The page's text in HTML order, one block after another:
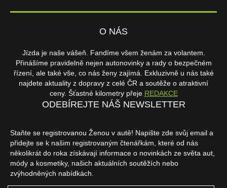
O NÁS
Jízda je naše vášeň. Fandíme všem ženám za volantem.
Přinášíme pravidelně nejen autonovinky a rady o bezpečném
řízení, ale také vše, co nás ženy zajímá. Exkluzivně u nás také
najdete aktuality z dopravy z celé ČR a soutěže o atraktivní
ceny. Šťastné kilometry přeje REDAKCE
ODEBÍREJTE NÁŠ NEWSLETTER
Staňte se registrovanou Ženou v autě! Napište zde svůj email a
přidejte se k našim registrovaným čtenářkám, které od nás
několikrát do roka získávají informace o novinkách ze světa aut,
módy a kosmetiky, našich aktuálních soutěžích nebo
zvýhodněných nabídkách.